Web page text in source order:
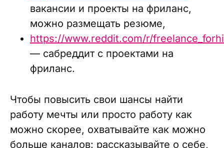
вакансии и проекты на фриланс,
можно размещать резюме,
https://www.reddit.com/r/
— сабреддит с проектами на
фриланс.
Чтобы повысить свои шансы найти
работу мечты или просто работу как
можно скорее, охватывайте как можно
больше каналов: рассказывайте о себе,